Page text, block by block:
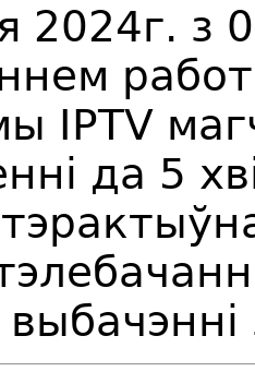
2024г. з
IPTV
да 5